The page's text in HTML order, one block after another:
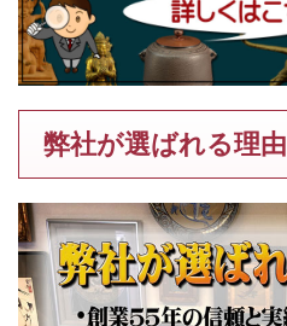
弊社が選ばれる理由